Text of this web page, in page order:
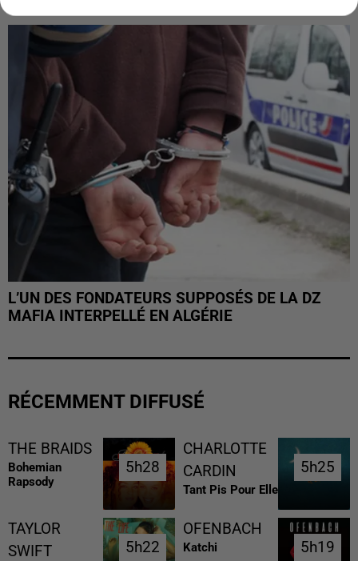
L’UN DES FONDATEURS SUPPOSÉS DE LA DZ
MAFIA INTERPELLÉ EN ALGÉRIE
RÉCEMMENT DIFFUSÉ
THE BRAIDS
Bohemian
Rapsody
5h28
5h28
CHARLOTTE
CARDIN
Tant Pis Pour Elle
5h25
5h25
TAYLOR
SWIFT
5h22
5h22
OFENBACH
Katchi 5h19
5h19